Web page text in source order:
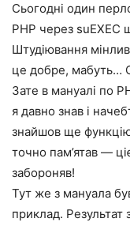
Сьогодні один
PHP через suEXEC
Штудіювання
це добре, мабуть…
Зате в мануалі по
я давно знав і
знайшов ще
точно пам’ятав —
забороняв!
Тут же з мануала
приклад.